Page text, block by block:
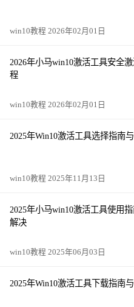
win10教程 2026年02月01日
2026年小马win10激活工具安全
程
win10教程 2026年02月01日
2025年Win10激活工具选择指南
win10教程 2025年11月13日
2025年小马win10激活工具使用
解决
win10教程 2025年06月03日
2025年Win10激活工具下载指南